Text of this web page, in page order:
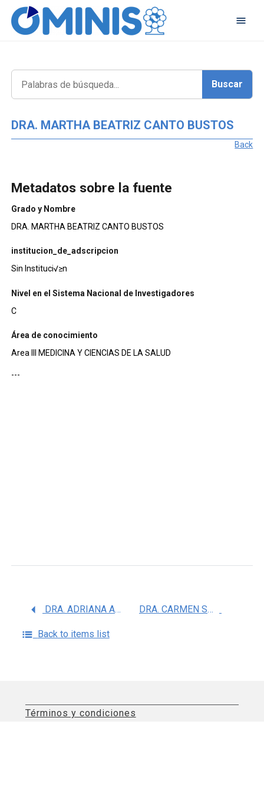
DRA. MARTHA BEATRIZ CANTO BUSTOS
Back
Metadatos sobre la fuente
Grado y Nombre
DRA. MARTHA BEATRIZ CANTO BUSTOS
institucion_de_adscripcion
Sin Instituci√≥n
Nivel en el Sistema Nacional de Investigadores
C
Área de conocimiento
Area III MEDICINA Y CIENCIAS DE LA SALUD
---
DRA. ADRIANA ACOSTA MONTES DE OCA DRA. CARMEN SOL DE LA PEÃ‘A CRUZ
Back to items list
Términos y condiciones